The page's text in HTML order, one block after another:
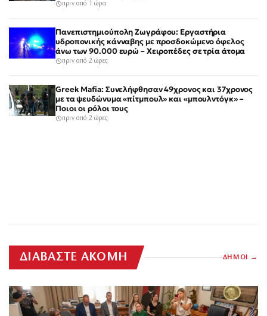
πριν από 1 ώρα
Πανεπιστημιούπολη Ζωγράφου: Εργαστήρια
υδροπονικής κάνναβης με προσδοκώμενο όφελος
άνω των 90.000 ευρώ – Χειροπέδες σε τρία άτομα
πριν από 2 ώρες
Greek Mafia: Συνελήφθησαν 49χρονος και 37χρονος
με τα ψευδώνυμα «πίτμπουλ» και «μπουλντόγκ» –
Ποιοι οι ρόλοι τους
πριν από 2 ώρες
ΔΙΑΒΑΣΤΕ ΑΚΟΜΗ ΔΗΜΟΙ